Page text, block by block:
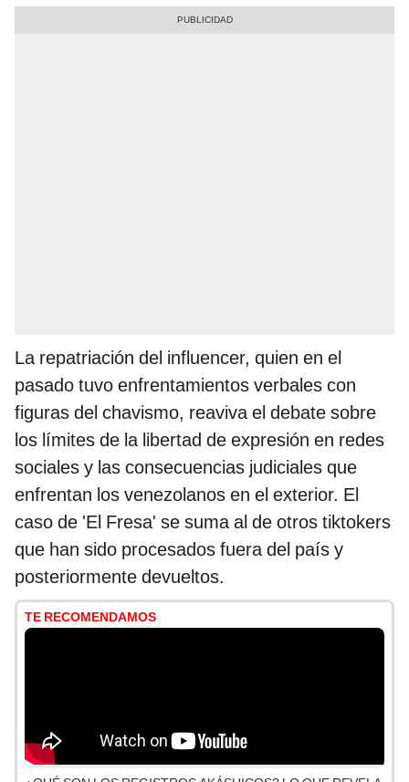
La repatriación del influencer, quien en el
pasado tuvo enfrentamientos verbales con
figuras del chavismo, reaviva el debate sobre
los límites de la libertad de expresión en redes
sociales y las consecuencias judiciales que
enfrentan los venezolanos en el exterior. El
caso de 'El Fresa' se suma al de otros tiktokers
que han sido procesados fuera del país y
posteriormente devueltos.
TE RECOMENDAMOS